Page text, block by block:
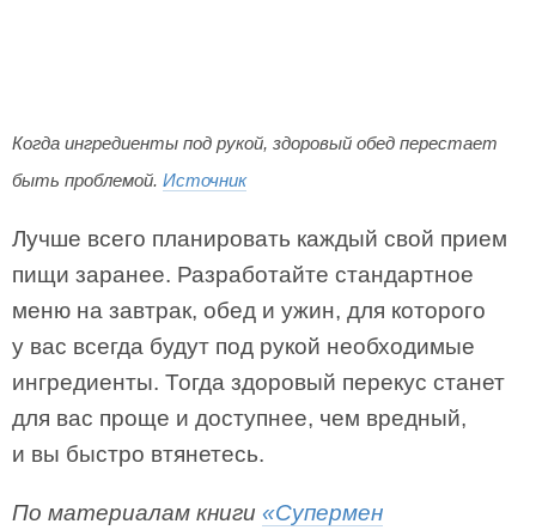
Когда ингредиенты под рукой, здоровый обед перестает
быть проблемой. Источник
Лучше всего планировать каждый свой прием
пищи заранее. Разработайте стандартное
меню на завтрак, обед и ужин, для которого
у вас всегда будут под рукой необходимые
ингредиенты. Тогда здоровый перекус станет
для вас проще и доступнее, чем вредный,
и вы быстро втянетесь.
По материалам книги «Супермен